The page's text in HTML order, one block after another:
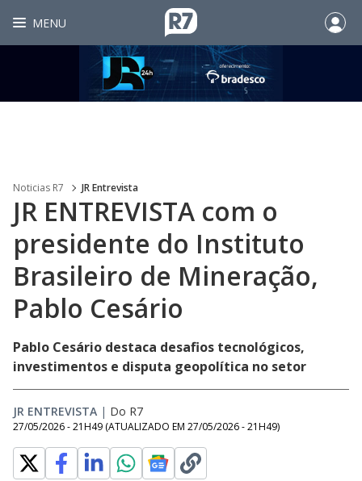
MENU
Noticias R7 JR Entrevista
JR ENTREVISTA com o
presidente do Instituto
Brasileiro de Mineração,
Pablo Cesário
Pablo Cesário destaca desafios tecnológicos,
investimentos e disputa geopolítica no setor
JR ENTREVISTA | Do R7
27/05/2026 - 21H49 (ATUALIZADO EM 27/05/2026 - 21H49)